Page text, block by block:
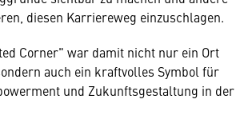
diesen Karriereweg einzuschlagen.
Corner" war damit nicht nur ein Ort
auch ein kraftvolles Symbol für
und Zukunftsgestaltung in der